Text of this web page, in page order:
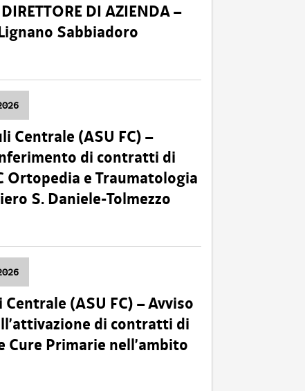
DI AZIENDA –
Sabbiadoro
Centrale (ASU FC) –
di contratti di
Ortopedia e Traumatologia
S. Daniele-Tolmezzo
(ASU FC) – Avviso
di contratti di
Primarie nell’ambito